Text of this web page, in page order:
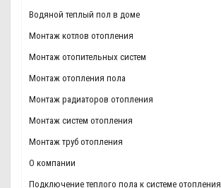
Водяной теплый пол в доме
Монтаж котлов отопления
Монтаж отопительных систем
Монтаж отопления пола
Монтаж радиаторов отопления
Монтаж систем отопления
Монтаж труб отопления
О компании
Подключение теплого пола к системе отопления